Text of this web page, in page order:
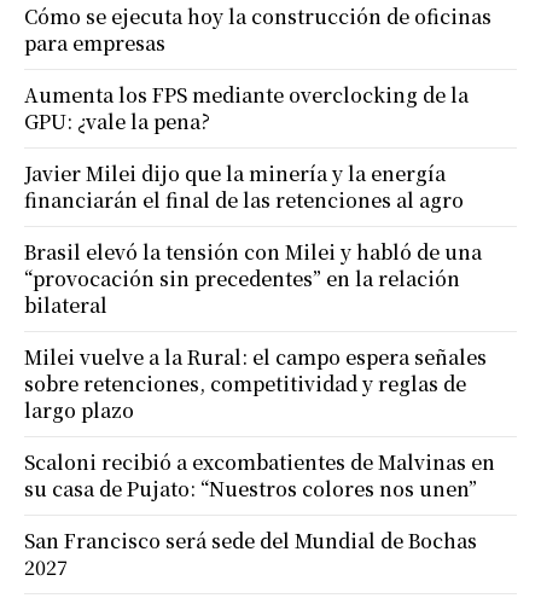
Cómo se ejecuta hoy la construcción de oficinas
para empresas
Aumenta los FPS mediante overclocking de la
GPU: ¿vale la pena?
Javier Milei dijo que la minería y la energía
financiarán el final de las retenciones al agro
Brasil elevó la tensión con Milei y habló de una
“provocación sin precedentes” en la relación
bilateral
Milei vuelve a la Rural: el campo espera señales
sobre retenciones, competitividad y reglas de
largo plazo
Scaloni recibió a excombatientes de Malvinas en
su casa de Pujato: “Nuestros colores nos unen”
San Francisco será sede del Mundial de Bochas
2027